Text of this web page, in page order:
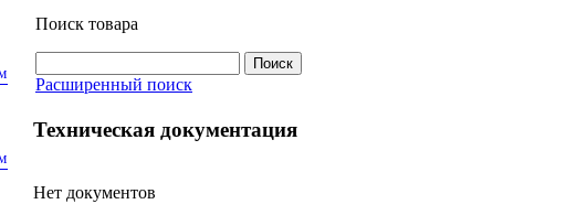
Поиск товара
Расширенный поиск
Техническая документация
Нет документов